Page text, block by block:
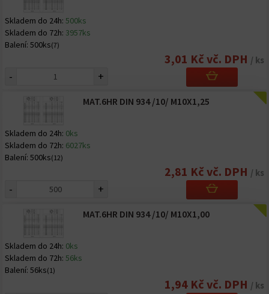
Skladem do 24h: 500ks
Skladem do 72h: 3957ks
Balení: 500ks(7)
3,01 Kč vč. DPH / ks
- +
MAT.6HR DIN 934 /10/ M10X1,25
Skladem do 24h: 0ks
Skladem do 72h: 6027ks
Balení: 500ks(12)
2,81 Kč vč. DPH / ks
- +
MAT.6HR DIN 934 /10/ M10X1,00
Skladem do 24h: 0ks
Skladem do 72h: 56ks
Balení: 56ks(1)
1,94 Kč vč. DPH / ks